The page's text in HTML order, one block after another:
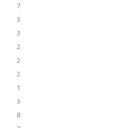
7
3
3
2
2
2
1
3
8